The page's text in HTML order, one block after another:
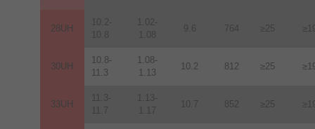
28UH
10.2-
10.8
1.02-
1.08
9.6 764 ≥25
30UH
10.8-
11.3
1.08-
1.13
10.2 812 ≥25
33UH
11.3-
11.7
1.13-
1.17
10.7 852 ≥25